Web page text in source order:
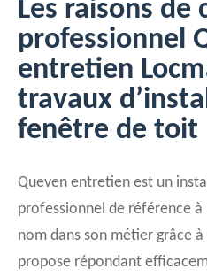
Les raisons de
professionnel
entretien
travaux
fenêtre de toit
Queven entretien est un
professionnel de référence à
nom dans son métier grâce
propose répondant